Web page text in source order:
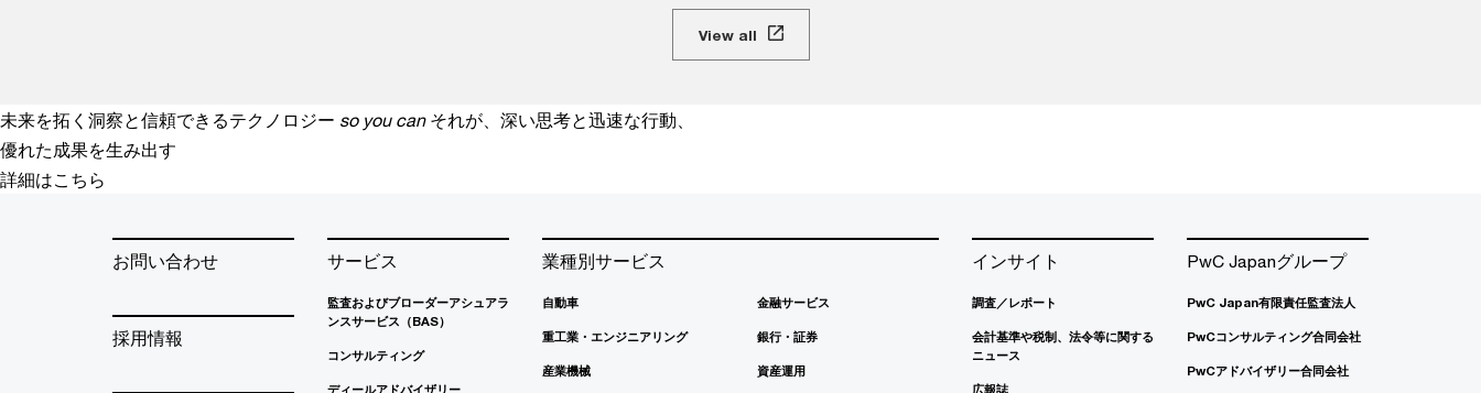
View all
未来を拓く洞察と信頼できるテクノロジー so you can それが、深い思考と迅速な行動、
優れた成果を生み出す
詳細はこちら
お問い合わせ
採用情報
サービス
監査およびブローダーアシュアラ
ンスサービス（BAS）
コンサルティング
ディールアドバイザリー
業種別サービス
自動車
重工業・エンジニアリング
産業機械
金融サービス
銀行・証券
資産運用
インサイト
調査／レポート
会計基準や税制、法令等に関する
ニュース
広報誌
PwC Japanグループ
PwC Japan有限責任監査法人
PwCコンサルティング合同会社
PwCアドバイザリー合同会社